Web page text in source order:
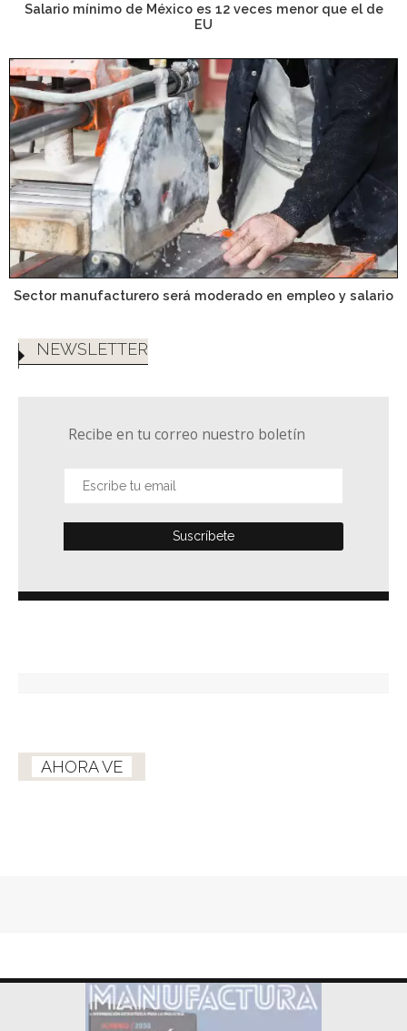
Salario mínimo de México es 12 veces menor que el de
EU
Sector manufacturero será moderado en empleo y salario
NEWSLETTER
Recibe en tu correo nuestro boletín
AHORA VE